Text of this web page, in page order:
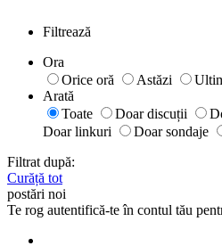
Filtrează
Ora
Orice oră
Astăzi
Arată
Toate
Doar discuții
Doar linkuri
Doar sondaje
Filtrat după:
Curăță tot
postări noi
Te rog autentifică-te în contul tău